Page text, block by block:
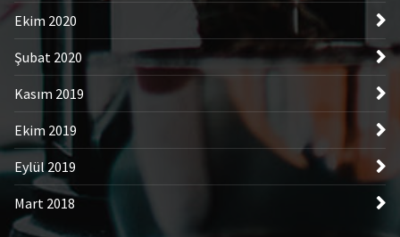
Ekim 2020
Şubat 2020
Kasım 2019
Ekim 2019
Eylül 2019
Mart 2018